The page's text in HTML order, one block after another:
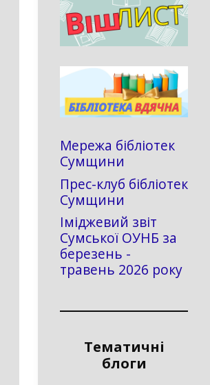
Мережа бібліотек
Сумщини
Прес-клуб бібліотек
Сумщини
Іміджевий звіт
Сумської ОУНБ за
березень -
травень 2026 року
Тематичні
блоги